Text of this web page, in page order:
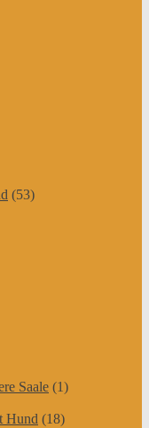
(53)
Saale (1)
Hund (18)